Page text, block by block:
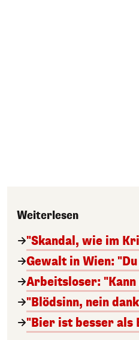
Weiterlesen
"Skandal, wie im
Gewalt in Wien:
Arbeitsloser: "Kann
"Blödsinn, nein
"Bier ist besser als